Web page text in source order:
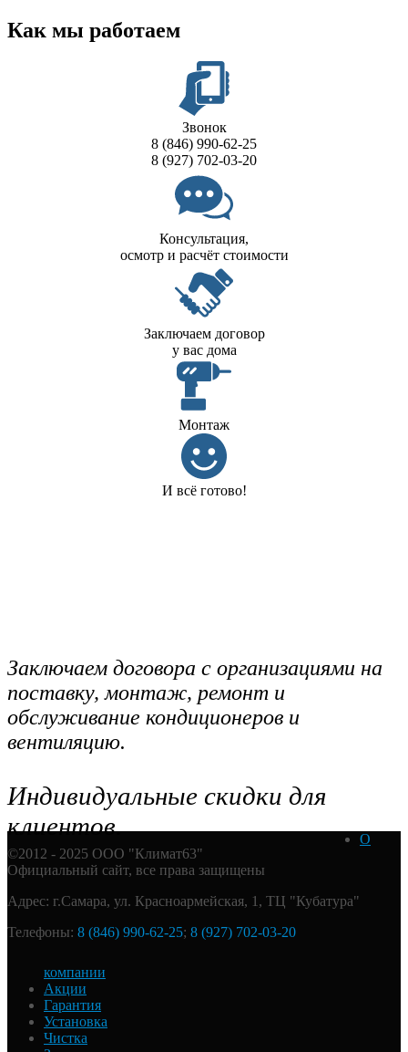
Как мы работаем
Звонок
8 (846) 990-62-25
8 (927) 702-03-20
Консультация,
осмотр и расчёт стоимости
Заключаем договор
у вас дома
Монтаж
И всё готово!
Заключаем договора с организациями на
поставку, монтаж, ремонт и
обслуживание кондиционеров и
вентиляцию.
Индивидуальные скидки для
клиентов.
©2012 - 2025 ООО "Климат63"
Официальный сайт, все права защищены
Адрес: г.Самара, ул. Красноармейская, 1, ТЦ "Кубатура"
Телефоны: 8 (846) 990-62-25; 8 (927) 702-03-20
О
компании
Акции
Гарантия
Установка
Чистка